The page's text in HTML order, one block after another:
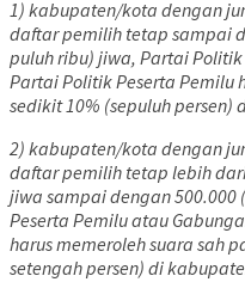
1) kabupaten/kota dengan
daftar pemilih tetap sampai
puluh ribu) jiwa, Partai
Partai Politik Peserta Pemilu
sedikit 10% (sepuluh
2) kabupaten/kota dengan
daftar pemilih tetap lebih
jiwa sampai dengan
Peserta Pemilu atau
harus memeroleh suara sah
setengah persen) di